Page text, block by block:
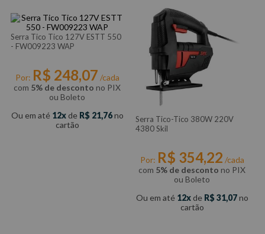
Serra Tico Tico 127V ESTT 550
- FW009223 WAP
Por: R$ 248,07 /cada
com 5% de desconto no PIX
ou Boleto
Ou em até 12 de R$ 21,76no
cartão
Serra Tico-Tico 380W 220V
4380 Skil
Por: R$ 354,22 /cada
com 5% de desconto no PIX
ou Boleto
Ou em até 12 de R$ 31,07no
cartão